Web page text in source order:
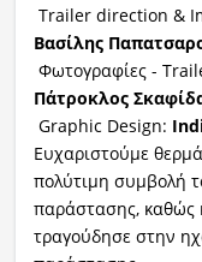
Trailer direction &
Βασίλης
Φωτογραφίες -
Πάτροκλος
Graphic Design:
Ευχαριστούμε
πολύτιμη συμβολή
παράστασης, καθώς
τραγούδησε στην